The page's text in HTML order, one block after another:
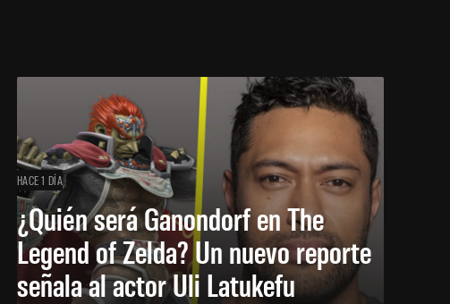
HACE 1 DÍA
¿Quién será Ganondorf en The
Legend of Zelda? Un nuevo reporte
señala al actor Uli Latukefu